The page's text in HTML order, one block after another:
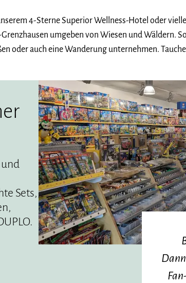
4-Sterne Superior Wellness-Hotel oder
umgeben von Wiesen und Wäldern.
oder auch eine Wanderung unternehmen.
Sets,